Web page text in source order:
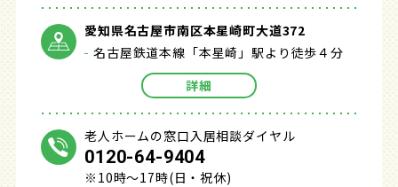
愛知県名古屋市南区本星崎町大道372
名古屋鉄道本線「本星崎」駅より徒歩４分
詳細
老人ホームの窓口入居相談ダイヤル
0120-64-9404
※10時～17時(日・祝休)